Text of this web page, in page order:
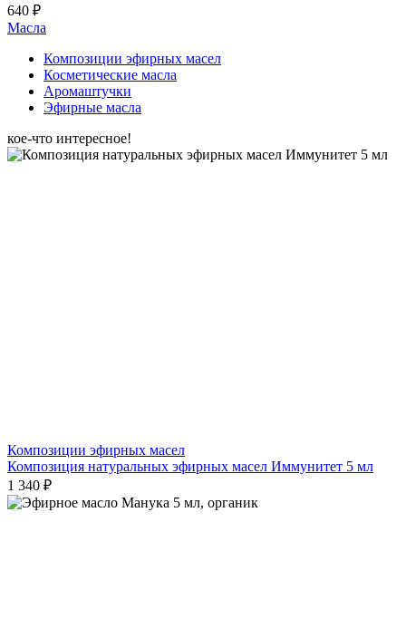
640 ₽
Масла
Композиции эфирных масел
Косметические масла
Аромаштучки
Эфирные масла
кое-что интересное!
Композиции эфирных масел
Композиция натуральных эфирных масел Иммунитет 5 мл
1 340 ₽